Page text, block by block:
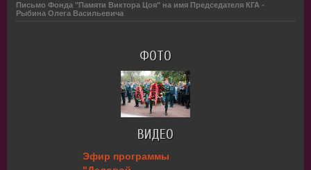
Письмо Фонда "Памяти Виктора Цоя" на имя Председателя КГА -
Рыбина Олега Васильевича
ФОТО
ВИДЕО
Эфир программы